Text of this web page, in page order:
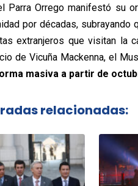
Parra Orrego manifestó su
por décadas,
extranjeros que visitan la
de Vicuña Mackenna, el
masiva a partir de
relacionadas: